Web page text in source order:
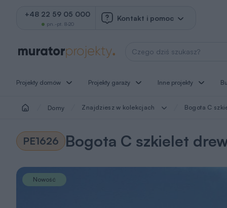
+48 22 59 05 000
pn.-pt. 8-20
Kontakt i pomoc
Wyszukaj projekt
Projekty domów Projekty garaży Inne projekty
Domy Znajdziesz w kolekcjach Bogota C
PE1626 Bogota C szkielet
Nowość